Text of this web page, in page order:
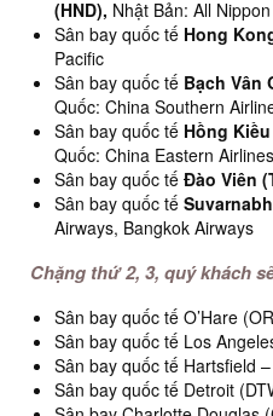
(HND), Nhật Bản: All
Sân bay quốc tế Hong
Pacific
Sân bay quốc tế Bạch Vân
Quốc: China Southern
Sân bay quốc tế Hồng
Quốc: China Eastern Airlines
Sân bay quốc tế Đào Viên
Sân bay quốc tế
Airways, Bangkok Airways
Chặng thứ 2, 3, quý khách
Sân bay quốc tế O’Hare
Sân bay quốc tế Los
Sân bay quốc tế Hartsfield
Sân bay quốc tế Detroit